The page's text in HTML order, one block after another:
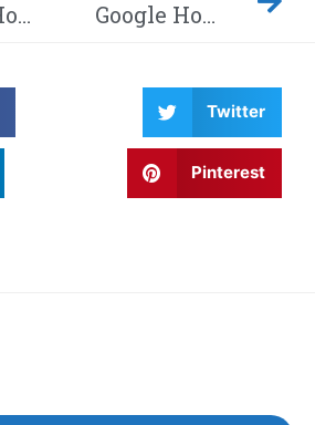
Google Home-hack laat hackers afluisteren van je privégesprekken – Dit moet je weten! Waarom wordt Twitter steeds gehackt en heeft China eindelijk de encryptie gebroken met kwantumcomputers? Google Home-hack laat hackers afluisteren van je privégesprekken – Dit moet je weten! Waarom wordt Twitter steeds gehackt en heeft China eindelijk de encryptie gebroken met kwantumcomputers?
Twitter
Pinterest